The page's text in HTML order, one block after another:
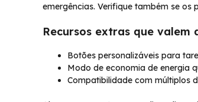
emergências. Verifique também se os
Recursos extras que valem
Botões personalizáveis para
Modo de economia de energia
Compatibilidade com múltiplos